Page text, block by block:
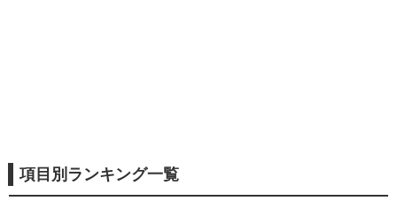
項目別ランキング一覧